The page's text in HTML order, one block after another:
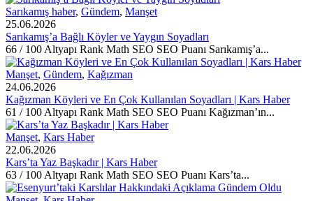
Sarıkamış haber, Gündem, Manşet
25.06.2026
Sarıkamış’a Bağlı Köyler ve Yaygın Soyadları
66 / 100 Altyapı Rank Math SEO SEO Puanı Sarıkamış’a...
Manşet, Gündem, Kağızman
24.06.2026
Kağızman Köyleri ve En Çok Kullanılan Soyadları | Kars Haber
61 / 100 Altyapı Rank Math SEO SEO Puanı Kağızman’ın...
Manşet, Kars Haber
22.06.2026
Kars’ta Yaz Başkadır | Kars Haber
63 / 100 Altyapı Rank Math SEO SEO Puanı Kars’ta...